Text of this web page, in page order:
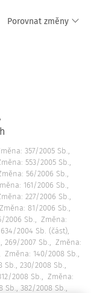
Porovnat změny
357/2005 Sb.
553/2005 Sb.
56/2006 Sb.
161/2006 Sb.
227/2006 Sb.
Změna: 81/2006 Sb.,
2006 Sb.
Změna:
2004 Sb. (část),
269/2007 Sb.
Změna:
Změna: 140/2008 Sb.
Sb., 230/2008 Sb.,
2008 Sb.
Změna:
Sb., 382/2008 Sb.